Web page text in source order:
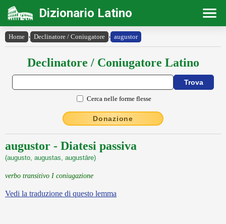
Dizionario Latino
Home › Declinatore / Coniugatore › augustor
Declinatore / Coniugatore Latino
Cerca nelle forme flesse
Donazione
augustor - Diatesi passiva
(augusto, augustas, augustāre)
verbo transitivo I coniugazione
Vedi la traduzione di questo lemma